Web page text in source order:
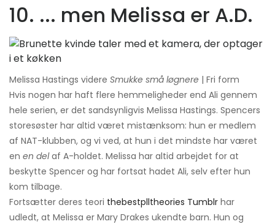
10. ... men Melissa er A.D.
Melissa Hastings videre Smukke små løgnere | Fri form
Hvis nogen har haft flere hemmeligheder end Ali gennem
hele serien, er det sandsynligvis Melissa Hastings. Spencers
storesøster har altid været mistænksom: hun er medlem
af NAT-klubben, og vi ved, at hun i det mindste har været
en en delaf A-holdet. Melissa har altid arbejdet for at
beskytte Spencer og har fortsat hadet Ali, selv efter hun
kom tilbage.
Fortsætter deres teori thebestplltheories Tumblr har
udledt, at Melissa er Mary Drakes ukendte barn. Hun og